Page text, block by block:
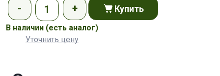
Купить
В наличии (есть аналог)
Уточнить цену